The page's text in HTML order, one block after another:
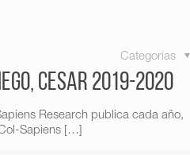
Categorias
Cesar 2019-2020
Research publica cada año,
Sapiens[…]